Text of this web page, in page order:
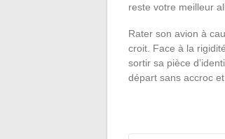
reste votre meilleur
Rater son avion à
croit. Face à la
sortir sa pièce
départ sans accroc